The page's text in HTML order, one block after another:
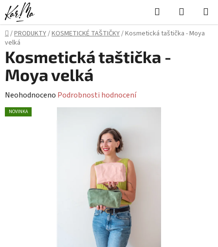
Přejít
na
obsah
Hledat
KOŠÍK
Domů
/PRODUKTY/KOSMETICKÉ TAŠTIČKY/Kosmetická taštička - Moya
velká
Kosmetická taštička -
Moya velká
Průměrné
hodnocení
Neohodnoceno Podrobnosti hodnocení
NOVINKA